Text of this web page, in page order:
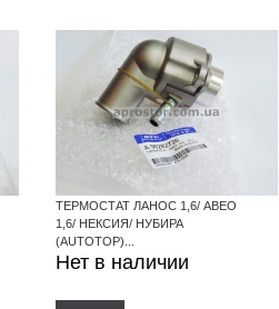
ТЕРМОСТАТ ЛАНОС 1,6/ АВЕО
1,6/ НЕКСИЯ/ НУБИРА
(AUTOTOP)...
Нет в наличии